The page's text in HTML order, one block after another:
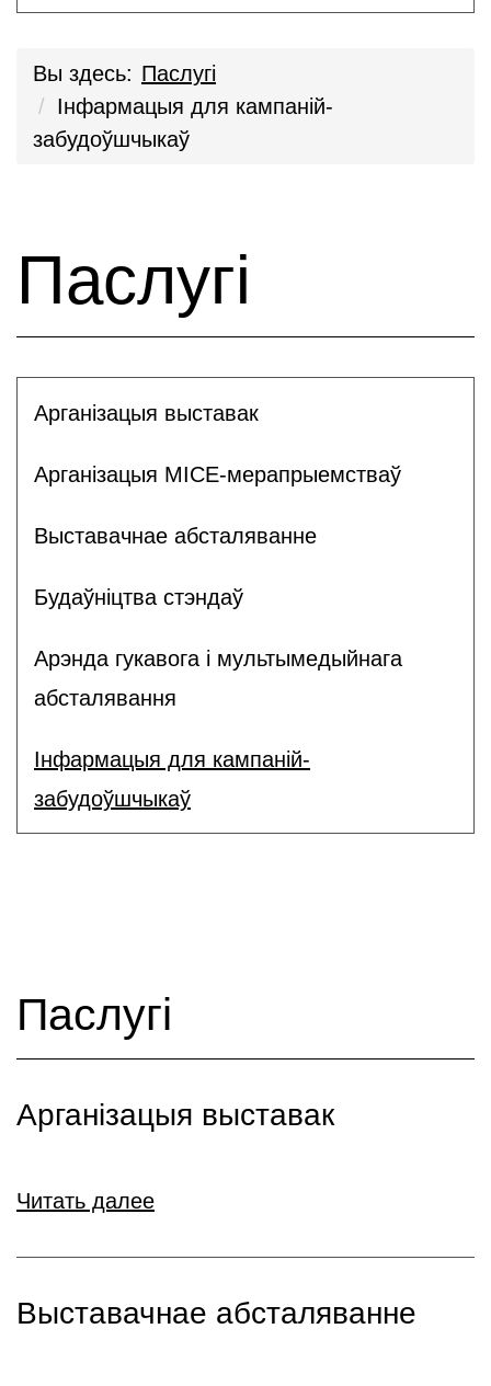
Вы здесь: Паслугi
Інфармацыя для кампаній-
забудоўшчыкаў
Паслугі
Арганізацыя выставак
Арганізацыя MICE-мерапрыемстваў
Выставачнае абсталяванне
Будаўніцтва стэндаў
Арэнда гукавога і мультымедыйнага
абсталявання
Інфармацыя для кампаній-
забудоўшчыкаў
Паслугі
Арганізацыя выставак
Читать далее
Выставачнае абсталяванне